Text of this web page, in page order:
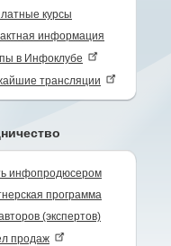
курсы
информация
в Инфоклубе
трансляции
инфопродюсером
программа
(экспертов)
продаж